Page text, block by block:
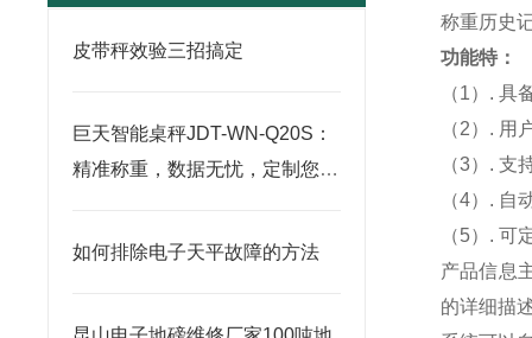
皮带秤效验三招搞定
巨天智能桌秤JDT-WN-Q20S：
精准称重，数据无忧，定制您的
如何排除电子天平故障的方法
称重历史
功能特：
（1）. 具
（2）.
（3）.
（4）. 自
（5）. 可
产品信息
的详细描